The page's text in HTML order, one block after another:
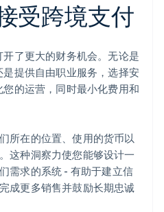
受跨境支付
了更大的财务机会。无论是
提供自由职业服务，选择安
的运营，同时最小化费用和
所在的位置、使用的货币以
这种洞察力使您能够设计一
需求的系统 - 有助于建立信
成更多销售并鼓励长期忠诚